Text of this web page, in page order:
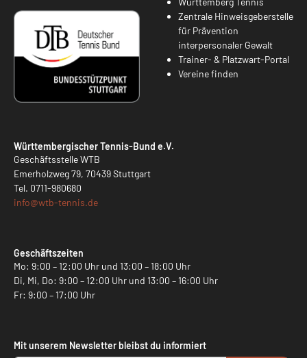
Zentrale Hinweisgeberstelle
für Prävention
interpersonaler Gewalt
Trainer- & Platzwart-Portal
Vereine finden
Württembergischer Tennis-Bund e.V.
Geschäftsstelle WTB
Emerholzweg 79, 70439 Stuttgart
Tel. 0711-980680
info@wtb-tennis.de
Geschäftszeiten
Mo: 9:00 – 12:00 Uhr und 13:00 – 18:00 Uhr
Di, Mi, Do: 9:00 – 12:00 Uhr und 13:00 – 16:00 Uhr
Fr: 9:00 – 17:00 Uhr
Mit unserem Newsletter bleibst du informiert